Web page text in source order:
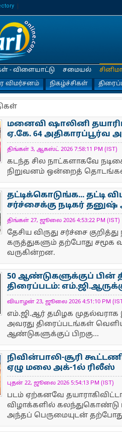
- விளையாட்டு சமையல்
விமர்சனம் நிகழ்ச்சிகள்
மனைவி ஷாலினி
ஏ.கே. 64 அதிகாரப்பூர்வ
திங்கள் 3, ஆகஸ்ட் 2026 7:58:11 PM (IST)
கடந்த சில நாட்களாகவே
நிறுவனம் ஒன்றைத்
தட்டிக்கொடுங்க... தட்டி
சர்ச்சைக்கு நடிகர்
திங்கள் 27, ஜூலை 2026 4:53:22 PM (IST)
தேசிய விருது சர்ச்சை
கருத்துகளும் தற்போது
வருகின்றன.
50 ஆண்டுகளுக்குப் பின்
திரைப்படம்:
வியாழன் 23, ஜூலை 2026 4:51:10 PM
எம்.ஜி.ஆர் தமிழக
அவரது திரைப்படங்கள்
ஆண்டுகளுக்குப் பிறகு...
நிவின்பாலி-சூரி
ஏழு மலை அக்-1ல் ரிலீஸ்
புதன் 22, ஜூலை 2026 5:54:13 PM (IST)
படம் ஏற்கனவே
விழாக்களில் கலந்துகொண்டு
அந்தப் பெருமையுடன்